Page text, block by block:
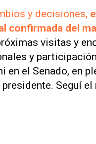
y decisiones,
confirmada del
visitas y
y
en el Senado, en
Seguí